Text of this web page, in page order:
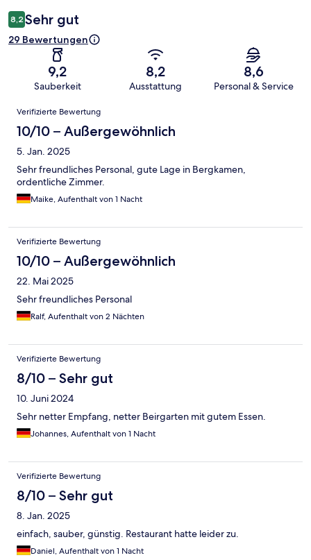
8,2 Sehr gut
29 Bewertungen
9,2
Sauberkeit
8,2
Ausstattung
8,6
Personal & Service
Bewertungen
Verifizierte Bewertung
10/10 – Außergewöhnlich
5. Jan. 2025
Sehr freundliches Personal, gute Lage in Bergkamen,
ordentliche Zimmer.
Maike, Aufenthalt von 1 Nacht
Verifizierte Bewertung
10/10 – Außergewöhnlich
22. Mai 2025
Sehr freundliches Personal
Ralf, Aufenthalt von 2 Nächten
Verifizierte Bewertung
8/10 – Sehr gut
10. Juni 2024
Sehr netter Empfang, netter Beirgarten mit gutem Essen.
Johannes, Aufenthalt von 1 Nacht
Verifizierte Bewertung
8/10 – Sehr gut
8. Jan. 2025
einfach, sauber, günstig. Restaurant hatte leider zu.
Daniel, Aufenthalt von 1 Nacht